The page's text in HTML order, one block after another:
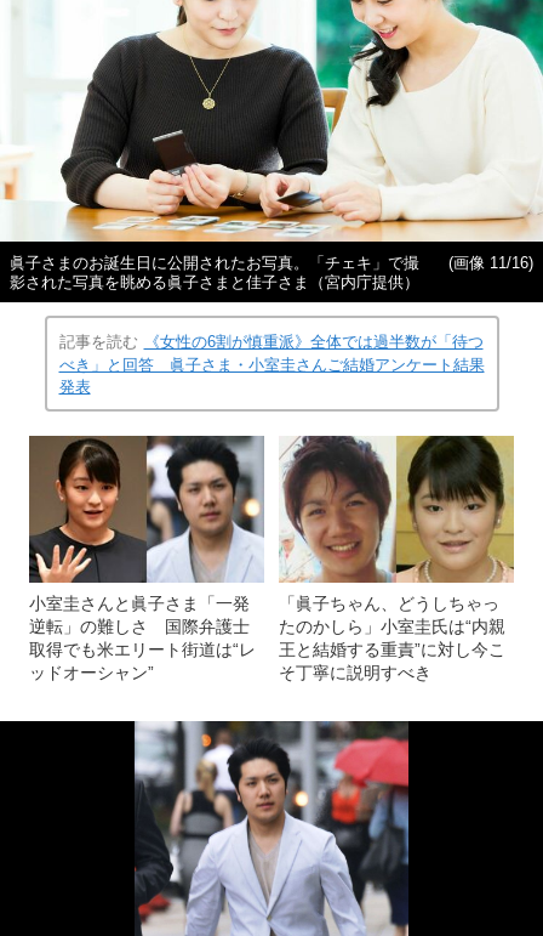
眞子さまのお誕生日に公開されたお写真。「チェキ」で撮
影された写真を眺める眞子さまと佳子さま（宮内庁提供）
(画像 11/16)
記事を読む
《女性の6割が慎重派》全体では過半数が「待つ
べき」と回答 眞子さま・小室圭さんご結婚アンケート結果
発表
小室圭さんと眞子さま「一発
逆転」の難しさ 国際弁護士
取得でも米エリート街道は“レ
ッドオーシャン”
「眞子ちゃん、どうしちゃっ
たのかしら」小室圭氏は“内親
王と結婚する重責”に対し今こ
そ丁寧に説明すべき